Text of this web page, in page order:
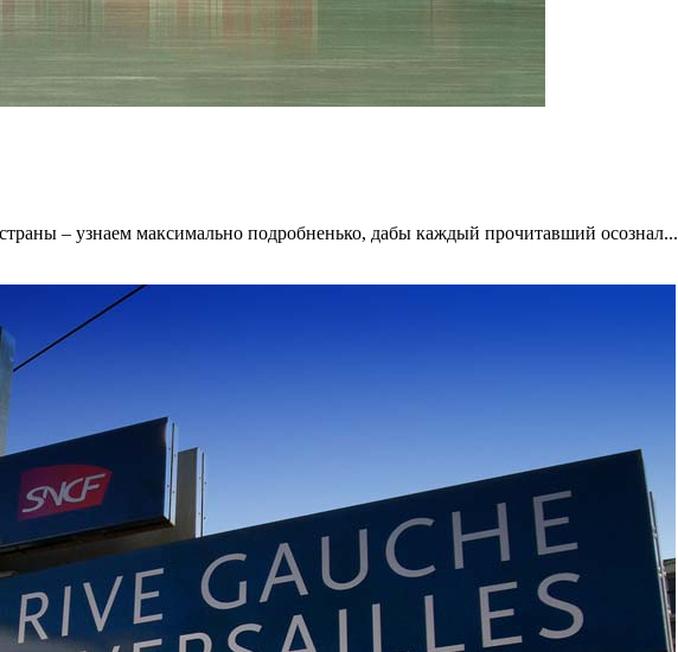
– узнаем максимально подробненько, дабы каждый прочитавший осознал...